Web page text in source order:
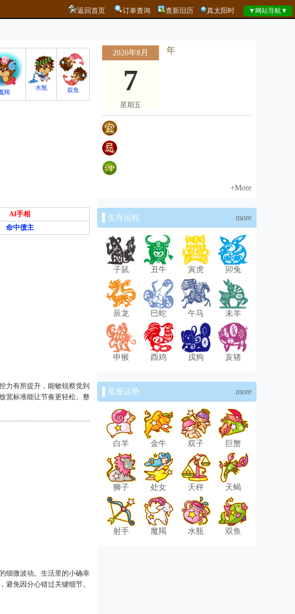
返回首页 订单查询 查新旧历 真太阳时
羯
水瓶 双鱼
AI手相
命中债主
力有所提升，能敏锐察觉到
宽标准能让节奏更轻松。整
细微波动。生活里的小确幸
免因分心错过关键细节。
2026年8月
7
星期五
年
+More
▌生肖运程 more
子鼠 丑牛 寅虎 卯兔
辰龙 巳蛇 午马 未羊
申猴 酉鸡 戌狗 亥猪
▌星座运势 more
白羊 金牛 双子 巨蟹
狮子 处女 天秤 天蝎
射手 魔羯 水瓶 双鱼